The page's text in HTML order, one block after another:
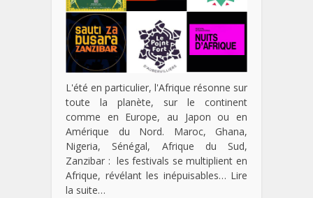
L'été en particulier, l'Afrique résonne sur
toute la planète, sur le continent
comme en Europe, au Japon ou en
Amérique du Nord. Maroc, Ghana,
Nigeria, Sénégal, Afrique du Sud,
Zanzibar : les festivals se multiplient en
Afrique, révélant les inépuisables… Lire
la suite…